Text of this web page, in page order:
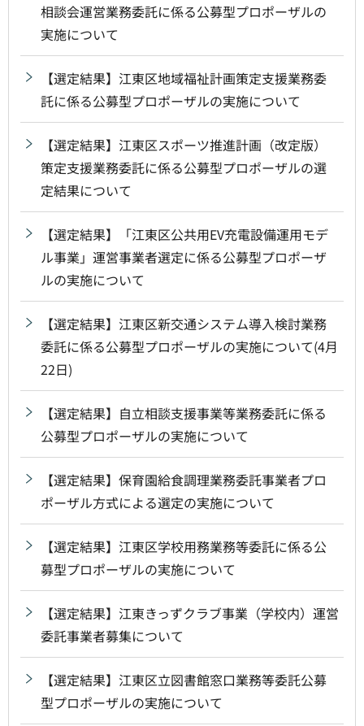
相談会運営業務委託に係る公募型プロポーザルの
実施について
【選定結果】江東区地域福祉計画策定支援業務委
託に係る公募型プロポーザルの実施について
【選定結果】江東区スポーツ推進計画（改定版）
策定支援業務委託に係る公募型プロポーザルの選
定結果について
【選定結果】「江東区公共用EV充電設備運用モデ
ル事業」運営事業者選定に係る公募型プロポーザ
ルの実施について
【選定結果】江東区新交通システム導入検討業務
委託に係る公募型プロポーザルの実施について(4月
22日)
【選定結果】自立相談支援事業等業務委託に係る
公募型プロポーザルの実施について
【選定結果】保育園給食調理業務委託事業者プロ
ポーザル方式による選定の実施について
【選定結果】江東区学校用務業務等委託に係る公
募型プロポーザルの実施について
【選定結果】江東きっずクラブ事業（学校内）運営
委託事業者募集について
【選定結果】江東区立図書館窓口業務等委託公募
型プロポーザルの実施について